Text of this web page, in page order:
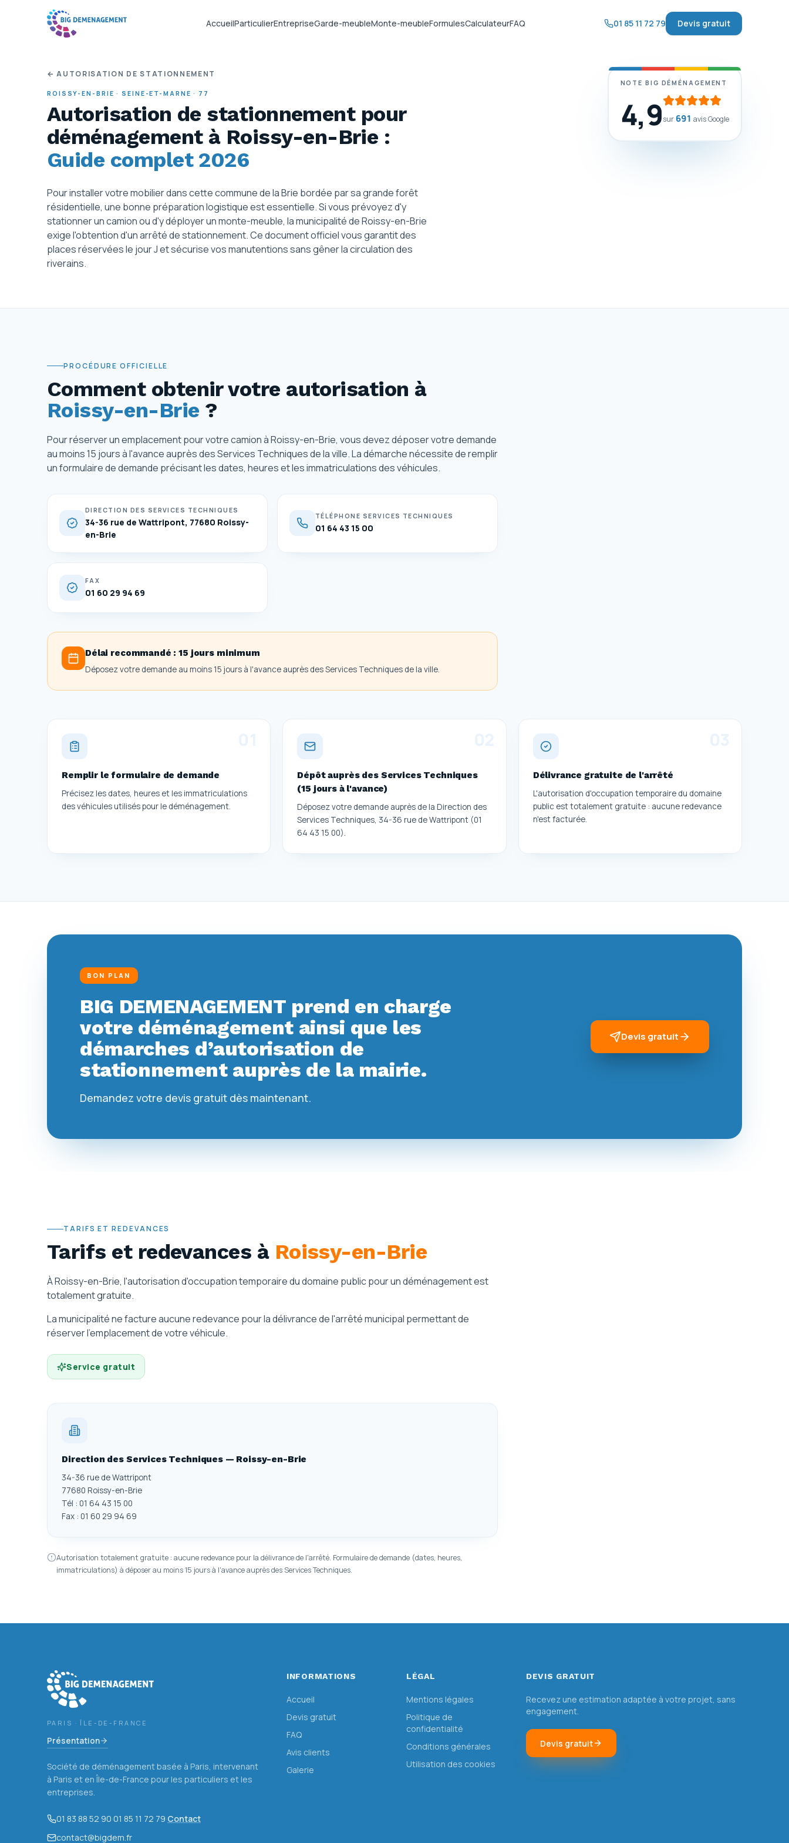
AccueilParticulierEntrepriseGarde-meubleMonte-meubleFormulesCalculateurFAQ 01 85 11 72 79 Devis gratuit
← AUTORISATION DE STATIONNEMENT
ROISSY-EN-BRIE ·SEINE-ET-MARNE · 77
Autorisation de stationnement pour
déménagement à Roissy-en-Brie :
Guide complet 2026
Pour installer votre mobilier dans cette commune de la Brie bordée par sa grande forêt
résidentielle, une bonne préparation logistique est essentielle. Si vous prévoyez d'y
stationner un camion ou d'y déployer un monte-meuble, la municipalité de Roissy-en-Brie
exige l'obtention d'un arrêté de stationnement. Ce document officiel vous garantit des
places réservées le jour J et sécurise vos manutentions sans gêner la circulation des
riverains.
NOTE BIG DÉMÉNAGEMENT
4,9sur691 avis Google
PROCÉDURE OFFICIELLE
Comment obtenir votre autorisation à
Roissy-en-Brie ?
Pour réserver un emplacement pour votre camion à Roissy-en-Brie, vous devez déposer votre demande
au moins 15 jours à l'avance auprès des Services Techniques de la ville. La démarche nécessite de remplir
un formulaire de demande précisant les dates, heures et les immatriculations des véhicules.
DIRECTION DES SERVICES TECHNIQUES
34-36 rue de Wattripont, 77680 Roissy-
en-Brie
TÉLÉPHONE SERVICES TECHNIQUES
01 64 43 15 00
FAX
01 60 29 94 69
Délai recommandé :15 jours minimum
Déposez votre demande au moins 15 jours à l'avance auprès des Services Techniques de la ville.
Remplir le formulaire de demande
Précisez les dates, heures et les immatriculations
des véhicules utilisés pour le déménagement.
Dépôt auprès des Services Techniques
(15 jours à l'avance)
Déposez votre demande auprès de la Direction des
Services Techniques, 34-36 rue de Wattripont (01
64 43 15 00).
Délivrance gratuite de l'arrêté
L'autorisation d'occupation temporaire du domaine
public est totalement gratuite : aucune redevance
n'est facturée.
BON PLAN
BIG DEMENAGEMENT prend en charge
votre déménagement ainsi que les
démarches d’autorisation de
stationnement auprès de la mairie.
Demandez votre devis gratuit dès maintenant.
Devis gratuit
TARIFS ET REDEVANCES
Tarifs et redevances à Roissy-en-Brie
À Roissy-en-Brie, l'autorisation d'occupation temporaire du domaine public pour un déménagement est
totalement gratuite.
La municipalité ne facture aucune redevance pour la délivrance de l'arrêté municipal permettant de
réserver l'emplacement de votre véhicule.
Service gratuit
Direction des Services Techniques — Roissy-en-Brie
34-36 rue de Wattripont
77680 Roissy-en-Brie
Tél : 01 64 43 15 00
Fax : 01 60 29 94 69
Autorisation totalement gratuite : aucune redevance pour la délivrance de l'arrêté. Formulaire de demande (dates, heures,
immatriculations) à déposer au moins 15 jours à l'avance auprès des Services Techniques.
PARIS · ÎLE-DE-FRANCE
Présentation
Société de déménagement basée à Paris, intervenant
à Paris et en Île-de-France pour les particuliers et les
entreprises.
01 83 88 52 90·01 85 11 72 79·Contact
contact@bigdem.fr
INFORMATIONS
Accueil
Devis gratuit
FAQ
Avis clients
Galerie
LÉGAL
Mentions légales
Politique de
confidentialité
Conditions générales
Utilisation des cookies
DEVIS GRATUIT
Recevez une estimation adaptée à votre projet, sans
engagement.
Devis gratuit